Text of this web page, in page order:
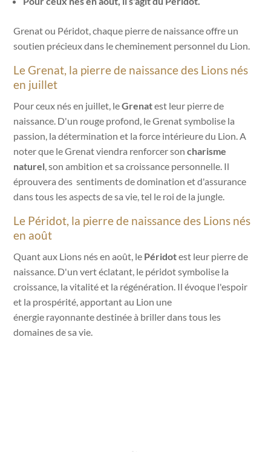
Grenat ou Péridot, chaque pierre de naissance offre un
soutien précieux dans le cheminement personnel du Lion.
Le Grenat, la pierre de naissance des Lions nés
en juillet
Pour ceux nés en juillet, leGrenatest leur pierre de
naissance. D'un rouge profond, le Grenat symbolise la
passion, la détermination et la force intérieure du Lion. A
noter que le Grenat viendra renforcer soncharisme
naturel, son ambition et sa croissance personnelle. Il
éprouvera des sentiments de domination et d'assurance
dans tous les aspects de sa vie, tel le roi de la jungle.
Le Péridot, la pierre de naissance des Lions nés
en août
Quant aux Lions nés en août, le Péridotest leur pierre de
naissance. D'un vert éclatant, le péridot symbolise la
croissance, la vitalité et la régénération. Il évoque l'espoir
et la prospérité, apportant au Lion une
énergie rayonnante destinée à briller dans tous les
domaines de sa vie.